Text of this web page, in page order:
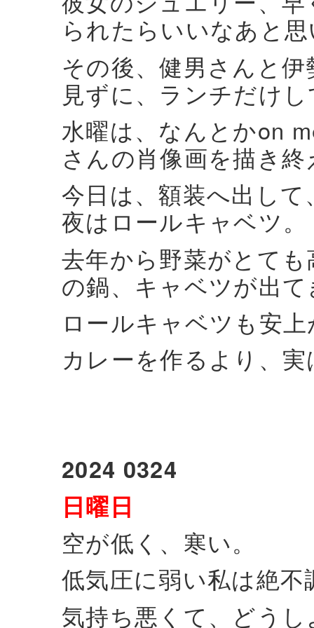
られたらいいなあと
その後、健男さんと
見ずに、ランチだけ
水曜は、なんとかon
さんの肖像画を描き
今日は、額装へ出し
夜はロールキャベツ。
去年から野菜がとて
の鍋、キャベツが出
ロールキャベツも安
カレーを作るより、
2024 0324
日曜日
空が低く、寒い。
低気圧に弱い私は絶
気持ち悪くて、どう